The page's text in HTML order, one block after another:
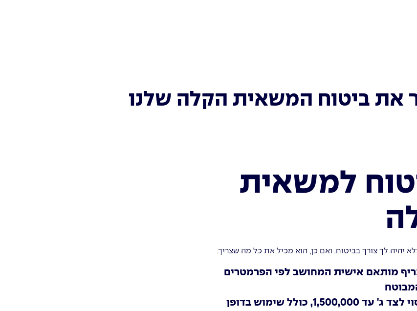
את ביטוח המשאית הקלה שלנו
למשאית
יהיה לך צורך בביטוח. ואם כן, הוא מכיל את כל מה שצריך.
מותאם אישית המחושב לפי הפרמטרים
- כיסוי לצד ג' עד 1,500,000, כולל שימוש בדופן